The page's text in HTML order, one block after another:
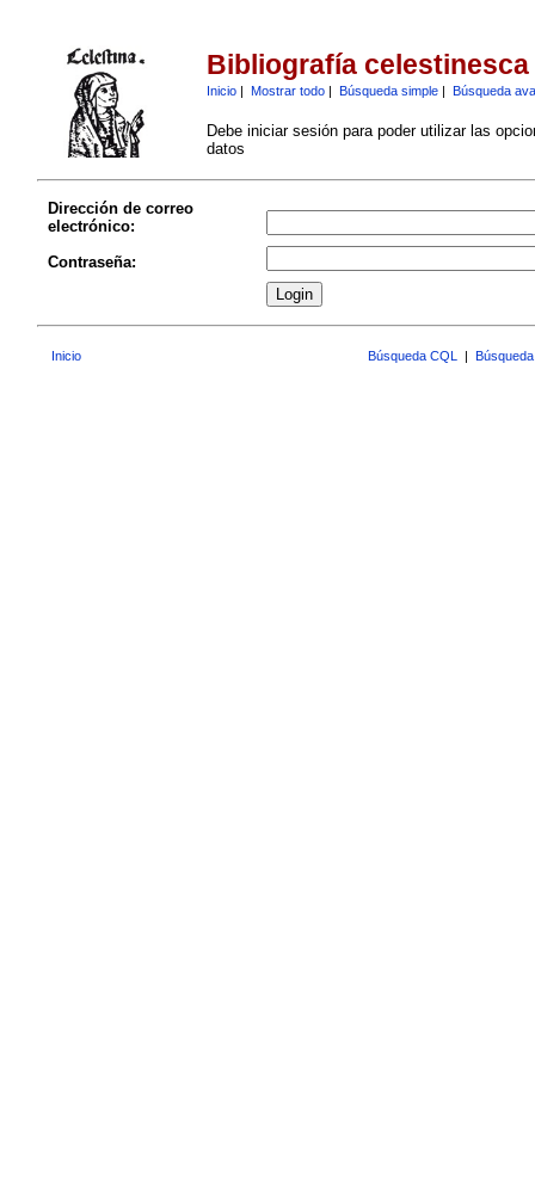
Bibliografía celestinesca
Inicio| Mostrar todo| Búsqueda simple| Búsqueda
Debe iniciar sesión para poder utilizar las
datos
Dirección de correo
electrónico:
Contraseña:
Inicio Búsqueda CQL |